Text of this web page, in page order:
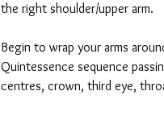
the right shoulder/upper arm.
Begin to wrap your arms
Quintessence sequence
centres, crown, third eye,